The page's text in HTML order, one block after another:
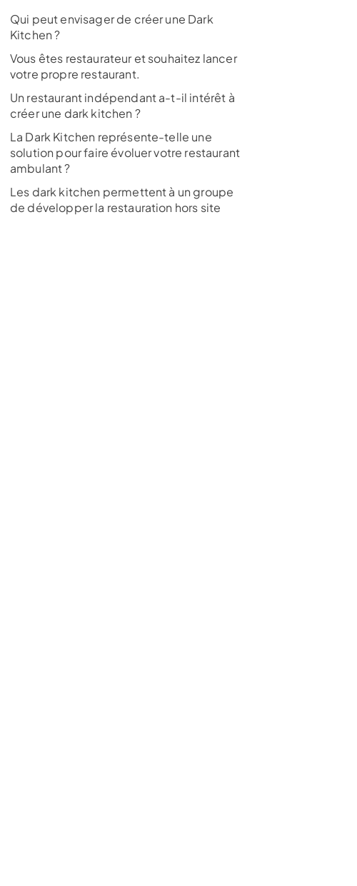
Qui peut envisager de créer une Dark
Kitchen ?
Vous êtes restaurateur et souhaitez lancer
votre propre restaurant.
Un restaurant indépendant a-t-il intérêt à
créer une dark kitchen ?
La Dark Kitchen représente-telle une
solution pour faire évoluer votre restaurant
ambulant ?
Les dark kitchen permettent à un groupe
de développer la restauration hors site